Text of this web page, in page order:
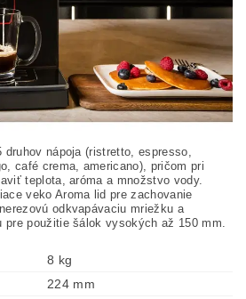
nápoja (ristretto, espresso,
café crema, americano), pričom pri
teplota, aróma a množstvo vody.
veko Aroma lid pre zachovanie
odkvapávaciu mriežku a
pre použitie šálok vysokých až 150 mm.
8 kg
224 mm